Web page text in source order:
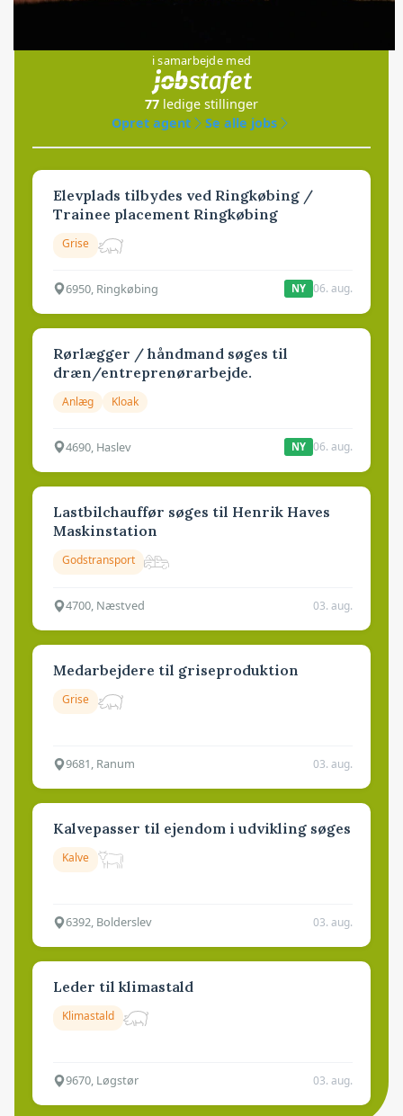
i samarbejde med
77 ledige stillinger
Opret agent
Se alle jobs
Elevplads tilbydes ved Ringkøbing /
Trainee placement Ringkøbing
Grise
6950, Ringkøbing NY 06. aug.
Rørlægger / håndmand søges til
dræn/entreprenørarbejde.
Anlæg Kloak
4690, Haslev NY 06. aug.
Lastbilchauffør søges til Henrik Haves
Maskinstation
Godstransport
4700, Næstved 03. aug.
Medarbejdere til griseproduktion
Grise
9681, Ranum 03. aug.
Kalvepasser til ejendom i udvikling søges
Kalve
6392, Bolderslev 03. aug.
Leder til klimastald
Klimastald
9670, Løgstør 03. aug.